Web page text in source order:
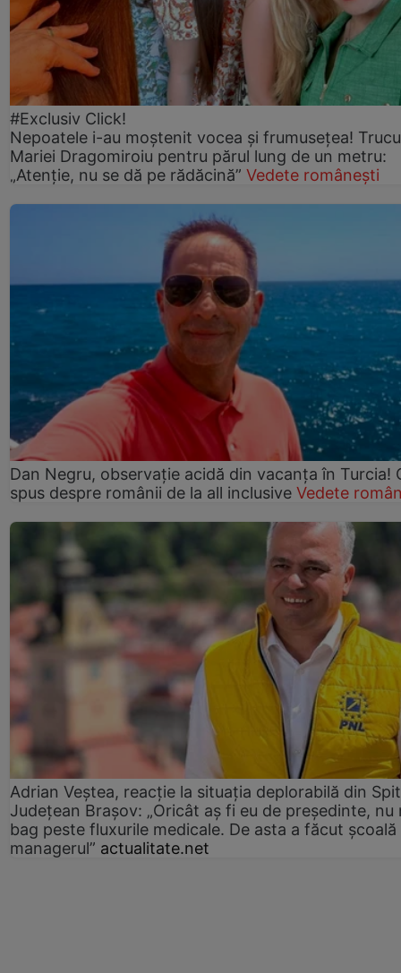
#Exclusiv Click!
Nepoatele i-au moștenit vocea și frumusețea!
Mariei Dragomiroiu pentru părul lung de un metru:
„Atenție, nu se dă pe rădăcină” Vedete românești
Dan Negru, observație acidă din vacanța în Turcia!
spus despre românii de la all inclusive Vedete
Adrian Veștea, reacție la situația deplorabilă din
Județean Brașov: „Oricât aș fi eu de președinte, nu
bag peste fluxurile medicale. De asta a făcut școală
managerul” actualitate.net